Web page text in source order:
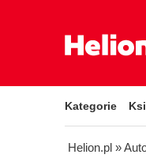
Kategorie
Helion.pl »